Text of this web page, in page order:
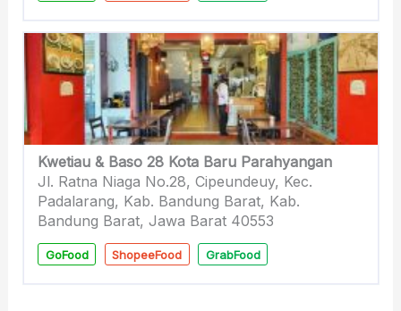
Kwetiau & Baso 28 Kota Baru Parahyangan
Jl. Ratna Niaga No.28, Cipeundeuy, Kec.
Padalarang, Kab. Bandung Barat, Kab.
Bandung Barat, Jawa Barat 40553
GoFood ShopeeFood GrabFood